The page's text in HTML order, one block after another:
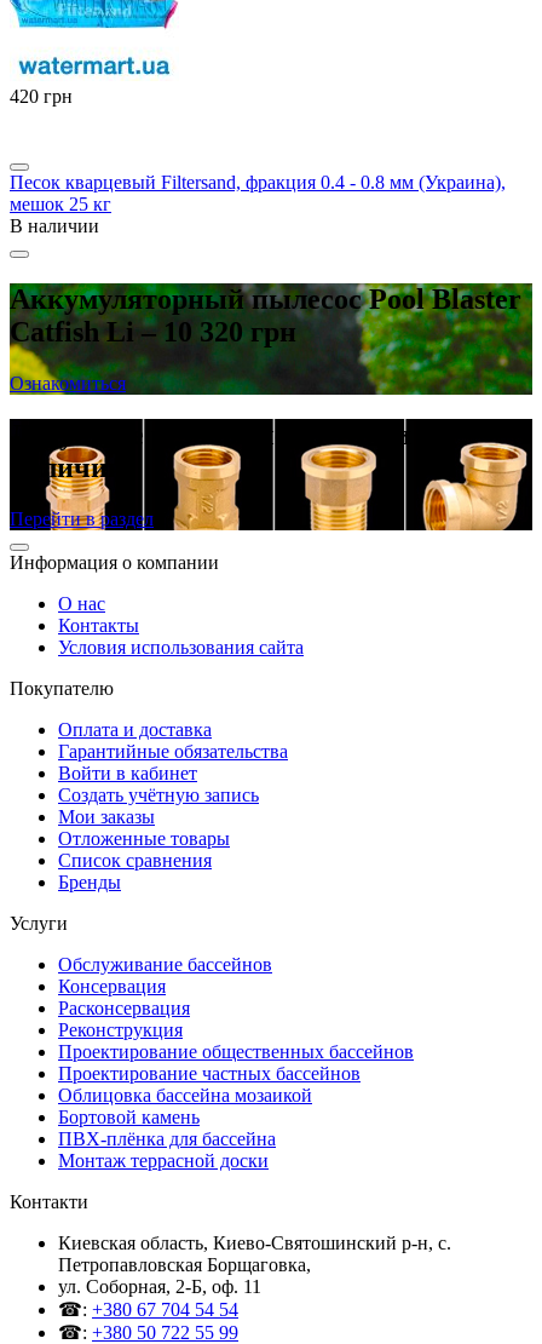
‍420‍ грн
Песок кварцевый Filtersand, фракция 0.4 - 0.8 мм (Украина),
мешок 25 кг
В наличии
Аккумуляторный пылесос Pool Blaster
Catfish Li – 10 320 грн
Ознакомиться
Латунные резьбовые фитинги в
наличии
Перейти в раздел
Информация о компании
О нас
Контакты
Условия использования сайта
Покупателю
Оплата и доставка
Гарантийные обязательства
Войти в кабинет
Создать учётную запись
Мои заказы
Отложенные товары
Список сравнения
Бренды
Услуги
Обслуживание бассейнов
Консервация
Расконсервация
Реконструкция
Проектирование общественных бассейнов
Проектирование частных бассейнов
Облицовка бассейна мозаикой
Бортовой камень
ПВХ-плёнка для бассейна
Монтаж террасной доски
Контакти
Киевская область, Киево-Святошинский р-н, c.
Петропавловская Борщаговка,
ул. Соборная, 2-Б, оф. 11
☎: +380 67 704 54 54
☎: +380 50 722 55 99